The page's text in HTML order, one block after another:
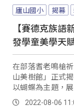
廬山國小 揭幕
【賽德克族語
發學童美學天
在部落耆老鳴槍
山美樹館」正式
以蝴蝶為主題，
人看見山上的孩子
2022-08-06